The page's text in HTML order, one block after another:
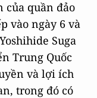
của quần đảo
vào ngày 6 và
Suga
Trung Quốc
và lợi ích
trong đó có